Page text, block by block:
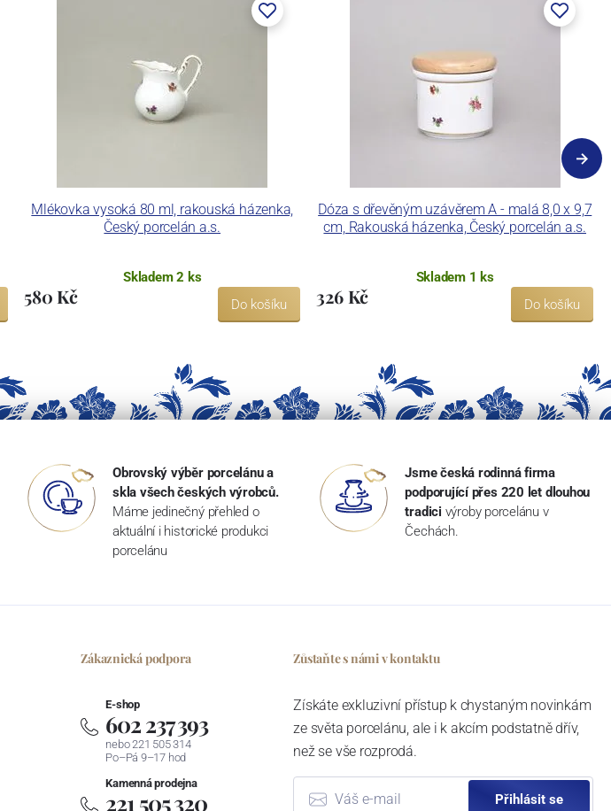
Mlékovka vysoká 80 ml, rakouská házenka,
Český porcelán a.s.
Skladem 2 ks
580 Kč Do košíku
Dóza s dřevěným uzávěrem A - malá 8,0 x 9,7
cm, Rakouská házenka, Český porcelán a.s.
Skladem 1 ks
326 Kč Do košíku
Obrovský výběr porcelánu a
skla všech českých výrobců.
Máme jedinečný přehled o
aktuální i historické produkci
porcelánu
Jsme česká rodinná firma
podporující přes 220 let dlouhou
tradici výroby porcelánu v
Čechách.
Zákaznická podpora
E-shop
602 237 393
nebo 221 505 314
Po–Pá 9–17 hod
Kamenná prodejna
221 505 320
Zůstaňte s námi v kontaktu
Získáte exkluzivní přístup k chystaným novinkám
ze světa porcelánu, ale i k akcím podstatně dřív,
než se vše rozprodá.
Přihlásit se